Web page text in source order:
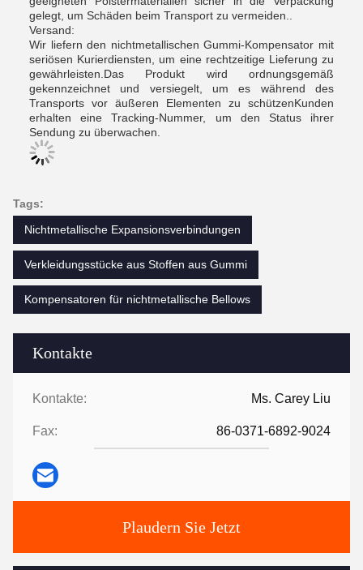
Kontakte
Kontakte: Ms. Carey Liu
Fax: 86-0371-6892-9024
Plaudern Sie Jetzt
gelegt, um Schäden beim Transport zu vermeiden..
Versand:
Wir liefern den nichtmetallischen Gummi-Kompensator mit
seriösen Kurierdiensten, um eine rechtzeitige Lieferung zu
gewährleisten.Das Produkt wird ordnungsgemäß
gekennzeichnet und versiegelt, um es während des
Transports vor äußeren Elementen zu schützenKunden
erhalten eine Tracking-Nummer, um den Status ihrer
Sendung zu überwachen.
Tags:
Nichtmetallische Expansionsverbindungen
Verkleidungsstücke aus Stoffen aus Gummi
Kompensatoren für nichtmetallische Bellows